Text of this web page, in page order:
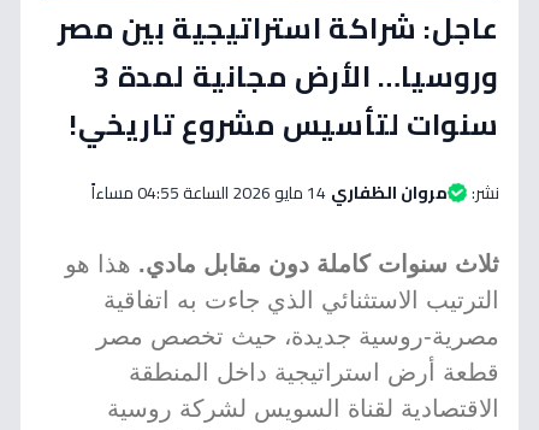
عاجل: شراكة استراتيجية بين مصر
وروسيا… الأرض مجانية لمدة 3
سنوات لتأسيس مشروع تاريخي!
نشر: مروان الظفاري14 مايو 2026 الساعة 04:55 مساءاً
ثلاث سنوات كاملة دون مقابل مادي. هذا هو
الترتيب الاستثنائي الذي جاءت به اتفاقية
مصرية-روسية جديدة، حيث تخصص مصر
قطعة أرض استراتيجية داخل المنطقة
الاقتصادية لقناة السويس لشركة روسية